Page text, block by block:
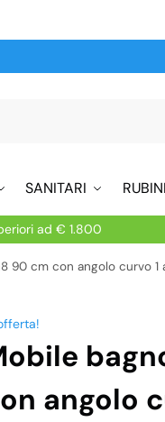
SANITARI
ad € 1.800
90 cm con angolo curvo
angolo